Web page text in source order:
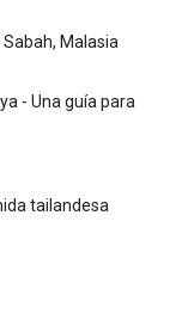
Sabah, Malasia
- Una guía para
tailandesa